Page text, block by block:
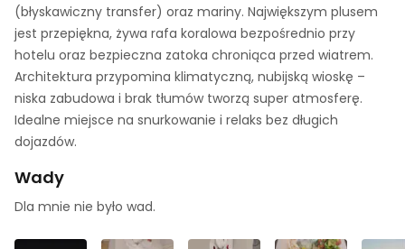
(błyskawiczny transfer) oraz mariny. Największym plusem
jest przepiękna, żywa rafa koralowa bezpośrednio przy
hotelu oraz bezpieczna zatoka chroniąca przed wiatrem.
Architektura przypomina klimatyczną, nubijską wioskę –
niska zabudowa i brak tłumów tworzą super atmosferę.
Idealne miejsce na snurkowanie i relaks bez długich
dojazdów.
Wady
Dla mnie nie było wad.